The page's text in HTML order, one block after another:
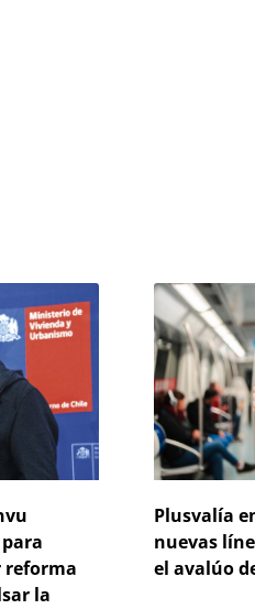
reforma
la
Plusvalía
nuevas
el avalúo